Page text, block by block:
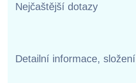
Nejčaštější dotazy
Detailní informace, složení